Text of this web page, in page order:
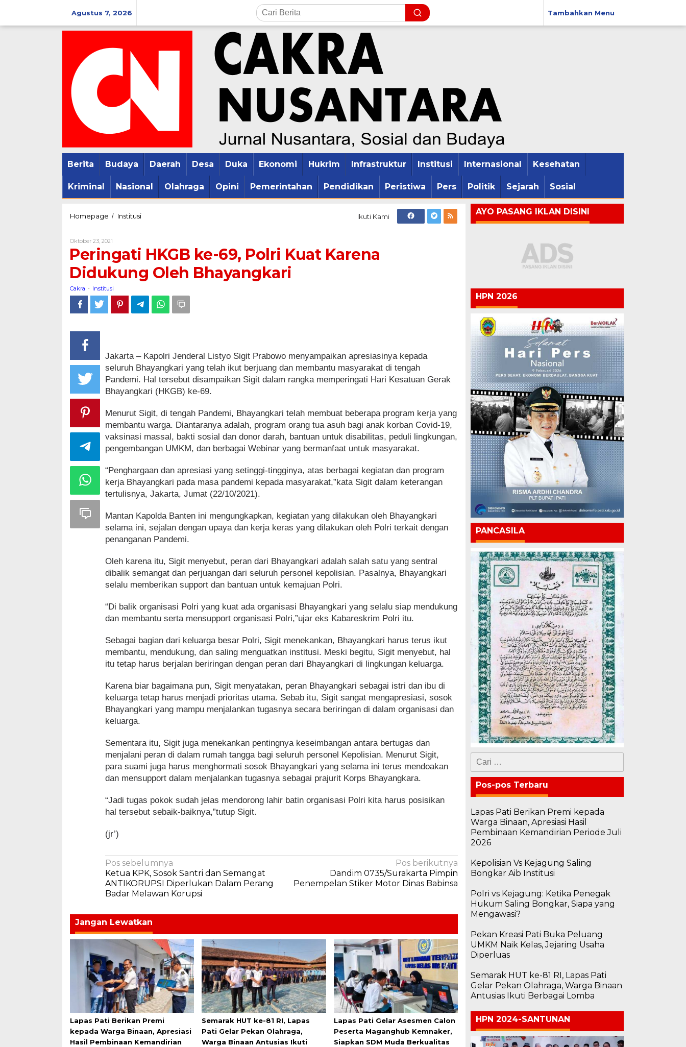
konten
Agustus 7, 2026 Tambahkan Menu
Berita Budaya Daerah Desa Duka Ekonomi Hukrim Infrastruktur Institusi Internasional Kesehatan
Kriminal Nasional Olahraga Opini Pemerintahan Pendidikan Peristiwa Pers Politik Sejarah Sosial
Homepage / InstitusiPeringati
Polri
Karena
Oleh
Bhayangkari
Ikuti Kami
Oktober 23, 2021
Peringati HKGB ke-69, Polri Kuat Karena
Didukung Oleh Bhayangkari
Cakra - Institusi
Jakarta – Kapolri Jenderal Listyo Sigit Prabowo menyampaikan apresiasinya kepada
seluruh Bhayangkari yang telah ikut berjuang dan membantu masyarakat di tengah
Pandemi. Hal tersebut disampaikan Sigit dalam rangka memperingati Hari Kesatuan Gerak
Bhayangkari (HKGB) ke-69.
Menurut Sigit, di tengah Pandemi, Bhayangkari telah membuat beberapa program kerja yang
membantu warga. Diantaranya adalah, program orang tua asuh bagi anak korban Covid-19,
vaksinasi massal, bakti sosial dan donor darah, bantuan untuk disabilitas, peduli lingkungan,
pengembangan UMKM, dan berbagai Webinar yang bermanfaat untuk masyarakat.
“Penghargaan dan apresiasi yang setinggi-tingginya, atas berbagai kegiatan dan program
kerja Bhayangkari pada masa pandemi kepada masyarakat,”kata Sigit dalam keterangan
tertulisnya, Jakarta, Jumat (22/10/2021).
Mantan Kapolda Banten ini mengungkapkan, kegiatan yang dilakukan oleh Bhayangkari
selama ini, sejalan dengan upaya dan kerja keras yang dilakukan oleh Polri terkait dengan
penanganan Pandemi.
Oleh karena itu, Sigit menyebut, peran dari Bhayangkari adalah salah satu yang sentral
dibalik semangat dan perjuangan dari seluruh personel kepolisian. Pasalnya, Bhayangkari
selalu memberikan support dan bantuan untuk kemajuan Polri.
“Di balik organisasi Polri yang kuat ada organisasi Bhayangkari yang selalu siap mendukung
dan membantu serta mensupport organisasi Polri,”ujar eks Kabareskrim Polri itu.
Sebagai bagian dari keluarga besar Polri, Sigit menekankan, Bhayangkari harus terus ikut
membantu, mendukung, dan saling menguatkan institusi. Meski begitu, Sigit menyebut, hal
itu tetap harus berjalan beriringan dengan peran dari Bhayangkari di lingkungan keluarga.
Karena biar bagaimana pun, Sigit menyatakan, peran Bhayangkari sebagai istri dan ibu di
keluarga tetap harus menjadi prioritas utama. Sebab itu, Sigit sangat mengapresiasi, sosok
Bhayangkari yang mampu menjalankan tugasnya secara beriringan di dalam organisasi dan
keluarga.
Sementara itu, Sigit juga menekankan pentingnya keseimbangan antara bertugas dan
menjalani peran di dalam rumah tangga bagi seluruh personel Kepolisian. Menurut Sigit,
para suami juga harus menghormati sosok Bhayangkari yang selama ini terus mendoakan
dan mensupport dalam menjalankan tugasnya sebagai prajurit Korps Bhayangkara.
“Jadi tugas pokok sudah jelas mendorong lahir batin organisasi Polri kita harus posisikan
hal tersebut sebaik-baiknya,”tutup Sigit.
(jr’)
Navigasi
pos
Pos sebelumnya
Ketua KPK, Sosok Santri dan Semangat
ANTIKORUPSI Diperlukan Dalam Perang
Badar Melawan Korupsi
Pos berikutnya
Dandim 0735/Surakarta Pimpin
Penempelan Stiker Motor Dinas Babinsa
Jangan Lewatkan
Lapas Pati Berikan Premi
kepada Warga Binaan, Apresiasi
Hasil Pembinaan Kemandirian
Semarak HUT ke-81 RI, Lapas
Pati Gelar Pekan Olahraga,
Warga Binaan Antusias Ikuti
Lapas Pati Gelar Asesmen Calon
Peserta Maganghub Kemnaker,
Siapkan SDM Muda Berkualitas
AYO PASANG IKLAN DISINI
HPN 2026
PANCASILA
Cari
untuk:
Pos-pos Terbaru
Lapas Pati Berikan Premi kepada
Warga Binaan, Apresiasi Hasil
Pembinaan Kemandirian Periode Juli
2026
Kepolisian Vs Kejagung Saling
Bongkar Aib Institusi
Polri vs Kejagung: Ketika Penegak
Hukum Saling Bongkar, Siapa yang
Mengawasi?
Pekan Kreasi Pati Buka Peluang
UMKM Naik Kelas, Jejaring Usaha
Diperluas
Semarak HUT ke-81 RI, Lapas Pati
Gelar Pekan Olahraga, Warga Binaan
Antusias Ikuti Berbagai Lomba
HPN 2024-SANTUNAN